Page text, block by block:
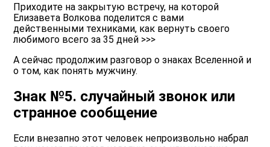
Приходите на закрытую встречу, на которой
Елизавета Волкова поделится с вами
действенными техниками, как вернуть своего
любимого всего за 35 дней >>>
А сейчас продолжим разговор о знаках Вселенной и
о том, как понять мужчину.
Знак №5. случайный звонок или
странное сообщение
Если внезапно этот человек непроизвольно набрал